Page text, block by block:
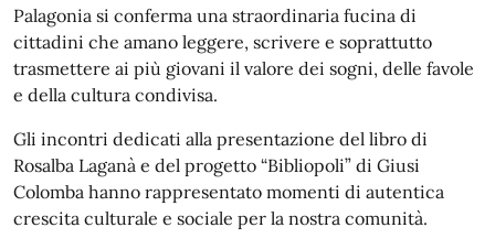
Palagonia si conferma una straordinaria fucina di
cittadini che amano leggere, scrivere e soprattutto
trasmettere ai più giovani il valore dei sogni, delle favole
e della cultura condivisa.
Gli incontri dedicati alla presentazione del libro di
Rosalba Laganà e del progetto “Bibliopoli” di Giusi
Colomba hanno rappresentato momenti di autentica
crescita culturale e sociale per la nostra comunità.